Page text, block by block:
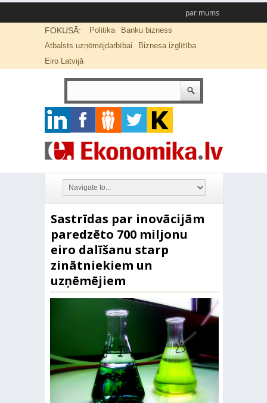
par mums
FOKUSĀ: Politika
Banku bizness
Atbalsts uzņēmējdarbībai
Biznesa izglītība
Eiro Latvijā
Sastrīdas par inovācijām
paredzēto 700 miljonu
eiro dalīšanu starp
zinātniekiem un
uzņēmējiem